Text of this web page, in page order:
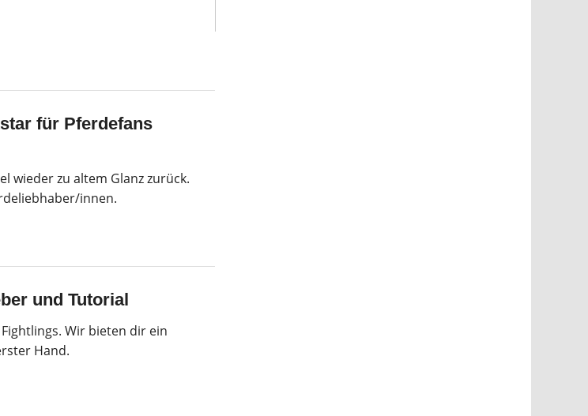
für Pferdefans
wieder zu altem Glanz zurück.
innen.
und Tutorial
Wir bieten dir ein
Hand.